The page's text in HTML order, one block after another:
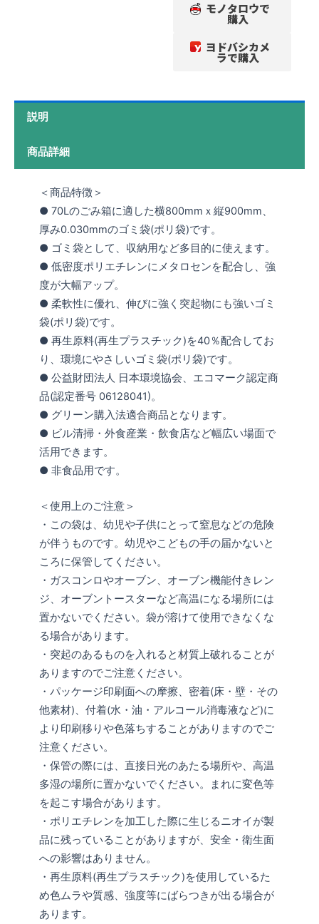
モノタロウで
購入
ヨドバシカメ
ラで購入
説明
商品詳細
＜商品特徴＞
● 70Lのごみ箱に適した横800mmｘ縦900mm、
厚み0.030mmのゴミ袋(ポリ袋)です。
● ゴミ袋として、収納用など多目的に使えます。
● 低密度ポリエチレンにメタロセンを配合し、強
度が大幅アップ。
● 柔軟性に優れ、伸びに強く突起物にも強いゴミ
袋(ポリ袋)です。
● 再生原料(再生プラスチック)を40％配合してお
り、環境にやさしいゴミ袋(ポリ袋)です。
● 公益財団法人 日本環境協会、エコマーク認定商
品(認定番号 06128041)。
● グリーン購入法適合商品となります。
● ビル清掃・外食産業・飲食店など幅広い場面で
活用できます。
● 非食品用です。
＜使用上のご注意＞
・この袋は、幼児や子供にとって窒息などの危険
が伴うものです。幼児やこどもの手の届かないと
ころに保管してください。
・ガスコンロやオーブン、オーブン機能付きレン
ジ、オーブントースターなど高温になる場所には
置かないでください。袋が溶けて使用できなくな
る場合があります。
・突起のあるものを入れると材質上破れることが
ありますのでご注意ください。
・パッケージ印刷面への摩擦、密着(床・壁・その
他素材)、付着(水・油・アルコール消毒液など)に
より印刷移りや色落ちすることがありますのでご
注意ください。
・保管の際には、直接日光のあたる場所や、高温
多湿の場所に置かないでください。まれに変色等
を起こす場合があります。
・ポリエチレンを加工した際に生じるニオイが製
品に残っていることがありますが、安全・衛生面
への影響はありません。
・再生原料(再生プラスチック)を使用しているた
め色ムラや質感、強度等にばらつきが出る場合が
あります。